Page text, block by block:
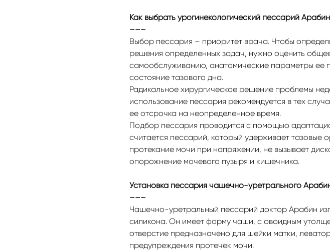
Как выбрать урогинекологический пессарий
–––
Выбор пессария – приоритет врача. Чтобы
решения определенных задач, нужно оценить
самообслуживанию, анатомические параметры ее
состояние тазового дна.
Радикальное хирургическое решение проблемы
использование пессария рекомендуется в тех
ее отсрочка на неопределенное время.
Подбор пессария проводится с помощью
считается пессарий, который удерживает
протекание мочи при напряжении, не вызывает
опорожнение мочевого пузыря и кишечника.
Установка пессария чашечно-уретрального
–––
Чашечно-уретральный пессарий доктор Арабин
силикона. Он имеет форму чаши, с овоидным
отверстие предназначено для шейки матки,
предупреждения протечек мочи.